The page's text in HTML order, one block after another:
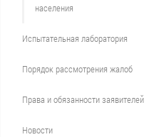
населения
Испытательная лаборатория
Порядок рассмотрения жалоб
Права и обязанности заявителей
Новости